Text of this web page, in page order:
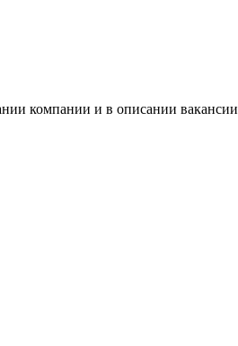
компании и в описании вакансии